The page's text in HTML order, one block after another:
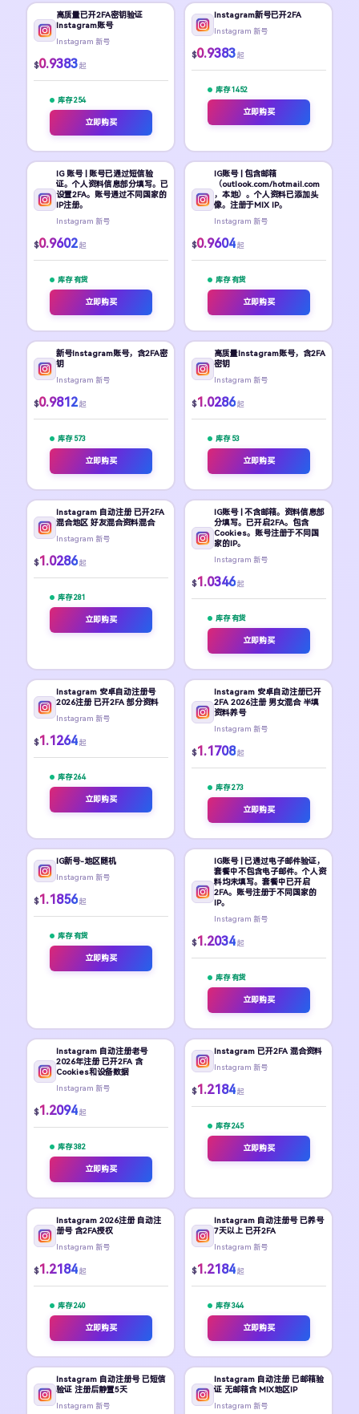
高质量已开2FA密钥验证
Instagram账号
Instagram 新号
$0.9383 起
库存 254
立即购买
Instagram新号已开2FA
Instagram 新号
$0.9383 起
库存 1452
立即购买
IG 账号 | 账号已通过短信验
证。个人资料信息部分填写。已
设置2FA。账号通过不同国家的
IP注册。
Instagram 新号
$0.9602 起
库存 有货
立即购买
IG账号 | 包含邮箱
（outlook.com/hotmail.com
，本地）。个人资料已添加头
像。注册于MIX IP。
Instagram 新号
$0.9604 起
库存 有货
立即购买
新号Instagram账号，含2FA密
钥
Instagram 新号
$0.9812 起
库存 573
立即购买
高质量Instagram账号，含2FA
密钥
Instagram 新号
$1.0286 起
库存 53
立即购买
Instagram 自动注册 已开2FA
混合地区 好友混合资料混合
Instagram 新号
$1.0286 起
库存 281
立即购买
IG账号 | 不含邮箱。资料信息部
分填写。已开启2FA。包含
Cookies。账号注册于不同国
家的IP。
Instagram 新号
$1.0346 起
库存 有货
立即购买
Instagram 安卓自动注册号
2026注册 已开2FA 部分资料
Instagram 新号
$1.1264 起
库存 264
立即购买
Instagram 安卓自动注册已开
2FA 2026注册 男女混合 半填
资料养号
Instagram 新号
$1.1708 起
库存 273
立即购买
IG新号-地区随机
Instagram 新号
$1.1856 起
库存 有货
立即购买
IG账号 | 已通过电子邮件验证，
套餐中不包含电子邮件。个人资
料均未填写。套餐中已开启
2FA。账号注册于不同国家的
IP。
Instagram 新号
$1.2034 起
库存 有货
立即购买
Instagram 自动注册老号
2026年注册 已开2FA 含
Cookies和设备数据
Instagram 新号
$1.2094 起
库存 382
立即购买
Instagram 已开2FA 混合资料
Instagram 新号
$1.2184 起
库存 245
立即购买
Instagram 2026注册 自动注
册号 含2FA授权
Instagram 新号
$1.2184 起
库存 240
立即购买
Instagram 自动注册号 已养号
7天以上 已开2FA
Instagram 新号
$1.2184 起
库存 344
立即购买
Instagram 自动注册号 已短信
验证 注册后静置5天
Instagram 新号
Instagram 自动注册 已邮箱验
证 无邮箱含 MIX地区IP
Instagram 新号